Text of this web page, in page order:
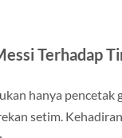
Terhadap
hanya pencetak
setim.